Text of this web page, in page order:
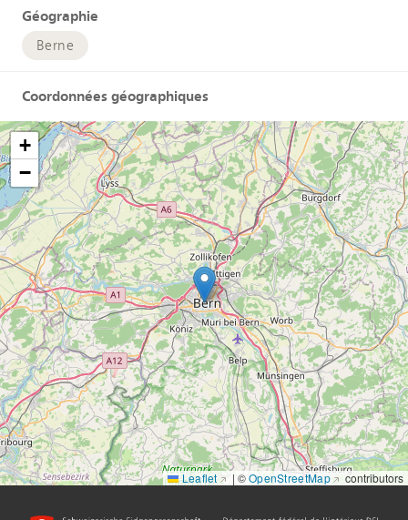
Géographie
Berne
Coordonnées géographiques
+
−
Leaflet | ©OpenStreetMap contributors